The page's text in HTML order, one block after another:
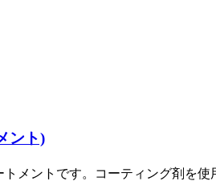
ント)
メントです。コーティング剤を